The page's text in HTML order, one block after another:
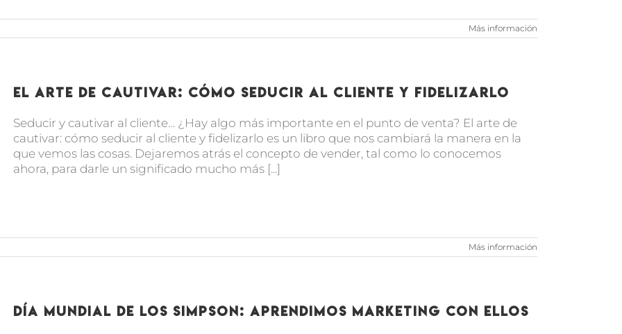
Más información
El arte de cautivar: Cómo seducir al cliente y fidelizarlo
Seducir y cautivar al cliente… ¿Hay algo más importante en el punto de venta? El arte de
cautivar: cómo seducir al cliente y fidelizarlo es un libro que nos cambiará la manera en la
que vemos las cosas. Dejaremos atrás el concepto de vender, tal como lo conocemos
ahora, para darle un significado mucho más [...]
Más información
Día mundial de los Simpson: aprendimos marketing con ellos